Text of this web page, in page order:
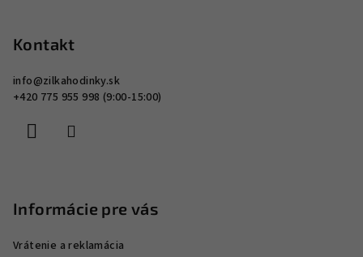
Kontakt
info@zilkahodinky.sk
+420 775 955 998 (9:00-15:00)
Informácie pre vás
Vrátenie a reklamácia